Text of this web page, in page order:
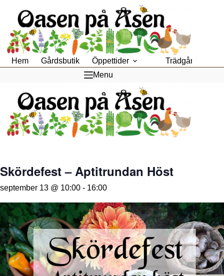
innehåll
Hem Gårdsbutik Öppettider Trädgårdsfik
Menu
Skördefest – Aptitrundan Höst
september 13 @ 10:00 - 16:00